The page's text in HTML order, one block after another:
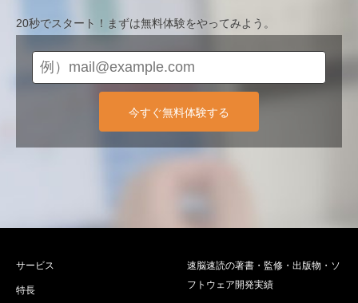
20秒でスタート！まずは無料体験をやってみよう。
今すぐ無料体験する
サービス
特長
速脳速読の著書・監修・出版物・ソ
フトウェア開発実績